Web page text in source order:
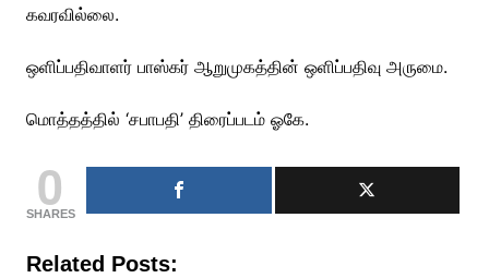
கவரவில்லை.
ஒளிப்பதிவாளர் பாஸ்கர் ஆறுமுகத்தின் ஒளிப்பதிவு அருமை.
மொத்தத்தில் ‘சபாபதி’ திரைப்படம் ஓகே.
0
SHARES
Related Posts: